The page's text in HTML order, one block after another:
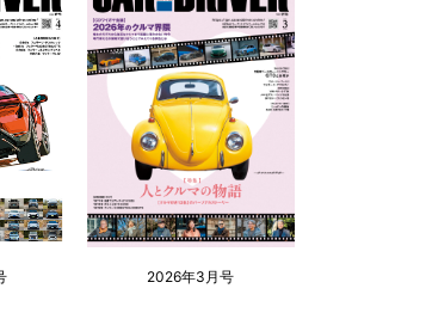
2026年3月号